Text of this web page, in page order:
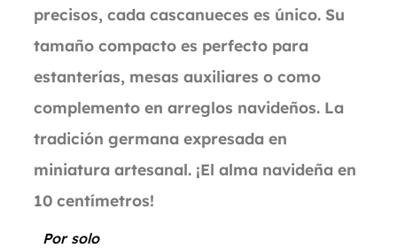
precisos, cada cascanueces es único. Su
tamaño compacto es perfecto para
estanterías, mesas auxiliares o como
complemento en arreglos navideños. La
tradición germana expresada en
miniatura artesanal. ¡El alma navideña en
10 centímetros!
Por solo